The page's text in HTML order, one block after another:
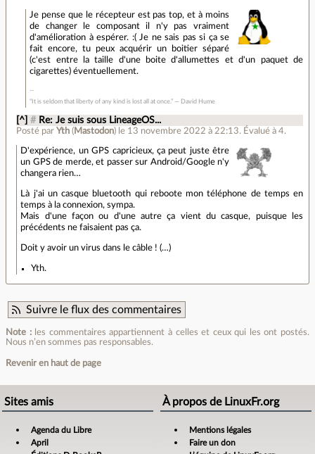
Je pense que le récepteur est pas top, et à moins
de changer le composant il n'y pas vraiment
d'amélioration à espérer. :( Je ne sais pas si ça se
fait encore, tu peux acquérir un boitier séparé
(c'est entre la taille d'une boite d'allumettes et d'un paquet de
cigarettes) éventuellement.
“It is seldom that liberty of any kind is lost all at once.” ― David Hume
[^] # Re: Je suis sous LineageOS...
Posté par Yth ( Mastodon) le 13 novembre 2022 à 22:13. Évalué à4.
D'expérience, un GPS capricieux, ça peut juste être
un GPS de merde, et passer sur Android/Google n'y
changera rien…
Là j'ai un casque bluetooth qui reboote mon téléphone de temps en
temps à la connexion, sympa.
Mais d'une façon ou d'une autre ça vient du casque, puisque les
précédents ne faisaient pas ça.
Doit y avoir un virus dans le câble ! (…)
Yth.
Suivre le flux des commentaires
Note :les commentaires appartiennent à celles et ceux qui les ont postés.
Nous n’en sommes pas responsables.
Revenir en haut de page
Sites amis
Agenda du Libre
April
À propos de LinuxFr.org
Mentions légales
Faire un don